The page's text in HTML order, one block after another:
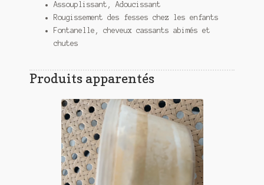
Assouplissant, Adoucissant
Rougissement des fesses chez les enfants
Fontanelle, cheveux cassants abimés et
chutes
Produits apparentés